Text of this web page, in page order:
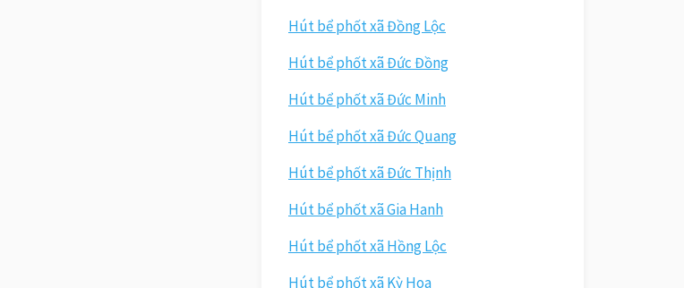
Hút bể phốt xã Đồng Lộc
Hút bể phốt xã Đức Đồng
Hút bể phốt xã Đức Minh
Hút bể phốt xã Đức Quang
Hút bể phốt xã Đức Thịnh
Hút bể phốt xã Gia Hanh
Hút bể phốt xã Hồng Lộc
Hút bể phốt xã Kỳ Hoa